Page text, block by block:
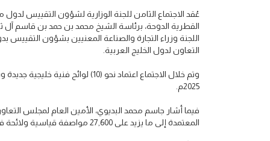
القطرية الدوحة، برئاسة الشيخ محمد بن حمد بن قاسم آل
اللجنة وزراء التجارة والصناعة المعنيين بشؤون
التعاون لدول الخليج العربية.
2025م.
فيما أشار جاسم محمد البديوي، الأمين العام لمجلس
المعتمدة إلى ما يزيد على 27,600 مواصفة قياسية ولائحة فنية خليجية.